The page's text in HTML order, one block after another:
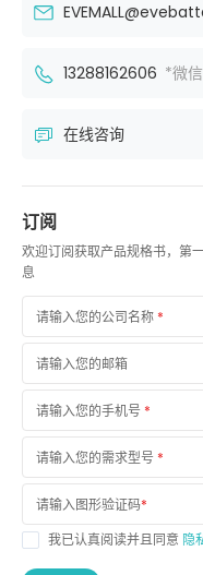
13288162606 *微
在线咨询
订阅
欢迎订阅获取产品规格书，第
息
请输入您的公司名称 *
请输入您的邮箱
请输入您的手机号 *
请输入您的需求型号 *
请输入图形验证码*
我已认真阅读并且同意 隐